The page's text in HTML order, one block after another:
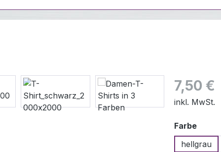
Regulärer
7,50 €
inkl. MwSt.
Farbe
hellgrau